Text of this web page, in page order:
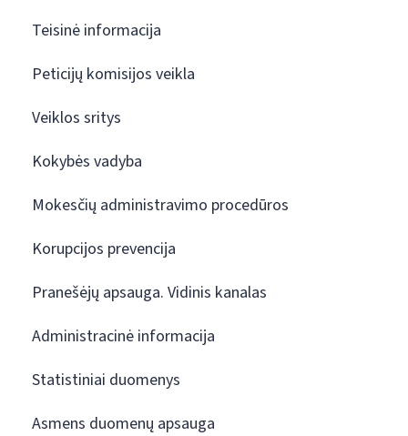
Teisinė informacija
Peticijų komisijos veikla
Veiklos sritys
Kokybės vadyba
Mokesčių administravimo procedūros
Korupcijos prevencija
Pranešėjų apsauga. Vidinis kanalas
Administracinė informacija
Statistiniai duomenys
Asmens duomenų apsauga